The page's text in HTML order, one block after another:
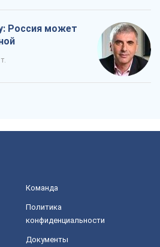
Россия может
Команда
Политика
конфиденциальности
Документы